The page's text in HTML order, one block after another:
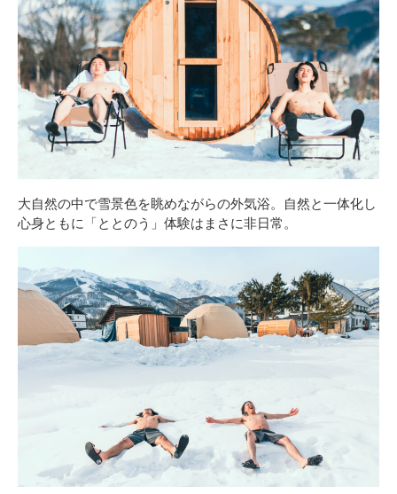
大自然の中で雪景色を眺めながらの外気浴。自然と一体化し
心身ともに「ととのう」体験はまさに非日常。